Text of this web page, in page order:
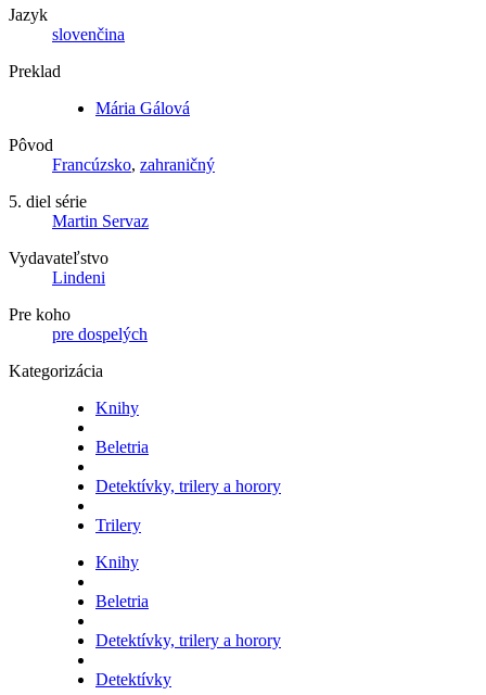
Jazyk
slovenčina
Preklad
Mária Gálová
Pôvod
Francúzsko, zahraničný
5. diel série
Martin Servaz
Vydavateľstvo
Lindeni
Pre koho
pre dospelých
Kategorizácia
Knihy
Beletria
Detektívky, trilery a horory
Trilery
Knihy
Beletria
Detektívky, trilery a horory
Detektívky